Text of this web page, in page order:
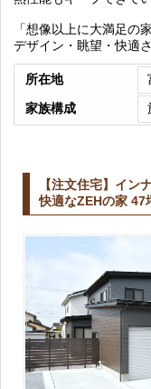
「想像以上に大満足の
デザイン・眺望・快適
所在地
家族構成
【注文住宅】イン
快適なZEHの家 47